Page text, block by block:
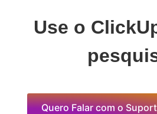
Use o
Quero Falar com o